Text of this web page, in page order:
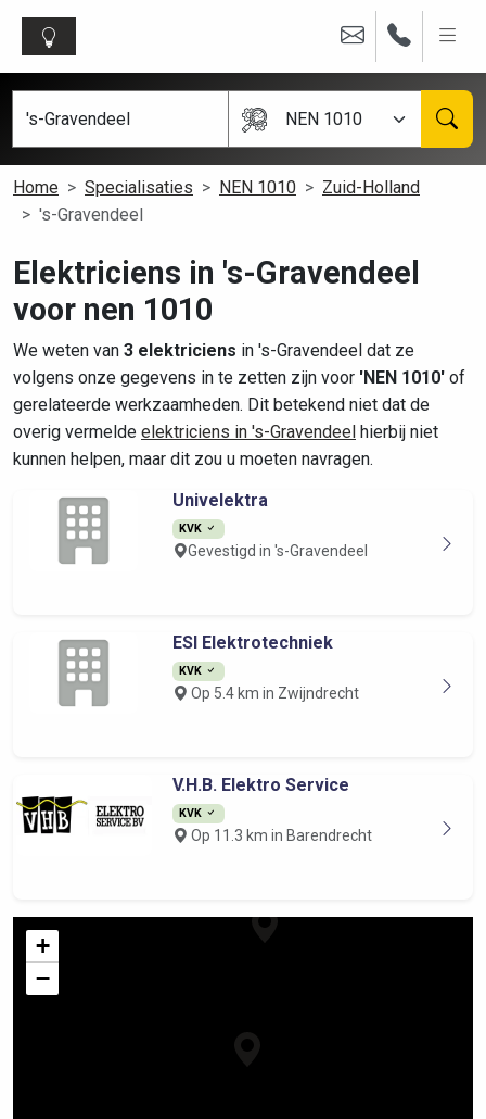
NEN 1010
Home Specialisaties NEN 1010
Zuid-Holland
's-Gravendeel
Elektriciens in 's-Gravendeel
voor nen 1010
We weten van 3 elektriciens in 's-Gravendeel dat ze
volgens onze gegevens in te zetten zijn voor 'NEN 1010' of
gerelateerde werkzaamheden. Dit betekend niet dat de
overig vermelde elektriciens in 's-Gravendeel hierbij niet
kunnen helpen, maar dit zou u moeten navragen.
Univelektra
KVK
Gevestigd in 's-Gravendeel
ESI Elektrotechniek
KVK
Op 5.4 km in Zwijndrecht
V.H.B. Elektro Service
KVK
Op 11.3 km in Barendrecht
+
−